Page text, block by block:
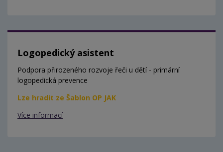
Logopedický asistent
Podpora přirozeného rozvoje řeči u dětí - primární
logopedická prevence
Lze hradit ze Šablon OP JAK
Více informací